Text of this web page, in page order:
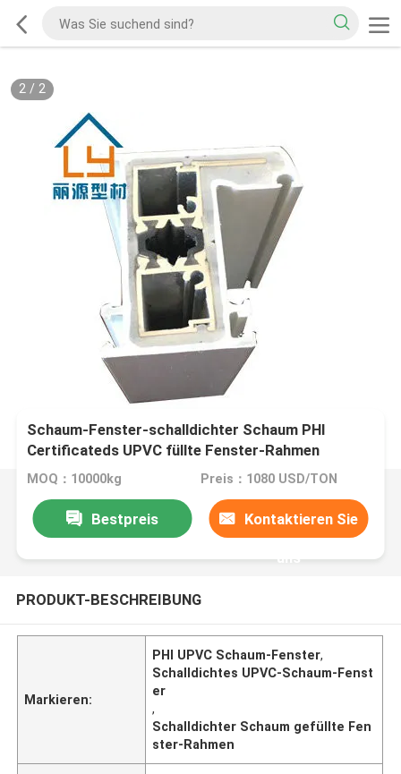
2/ 2
Schaum-Fenster-schalldichter Schaum PHI
Certificateds UPVC füllte Fenster-Rahmen
MOQ：10000kg Preis：1080 USD/TON
Bestpreis Kontaktieren Sie
uns
PRODUKT-BESCHREIBUNG
Markieren:
PHI UPVC Schaum-Fenster,
Schalldichtes UPVC-Schaum-Fenst
er
,
Schalldichter Schaum gefüllte Fen
ster-Rahmen